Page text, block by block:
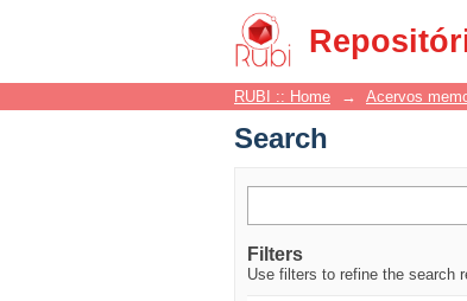
Search
RUBI :: Home → Acervos
Search
Filters
Use filters to refine the search